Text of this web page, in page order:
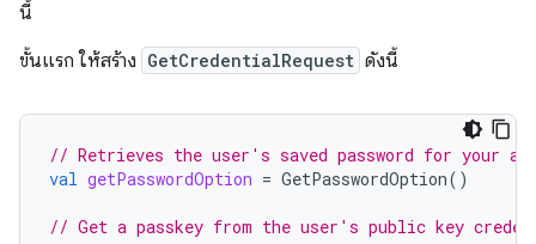
นี้
ขั้นแรก ให้สร้าง GetCredentialRequest ดังนี้
// Retrieves the user's saved password for your
val getPasswordOption = GetPasswordOption()
// Get a passkey from the user's public key